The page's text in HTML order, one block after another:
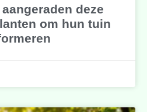
deze
om hun tuin